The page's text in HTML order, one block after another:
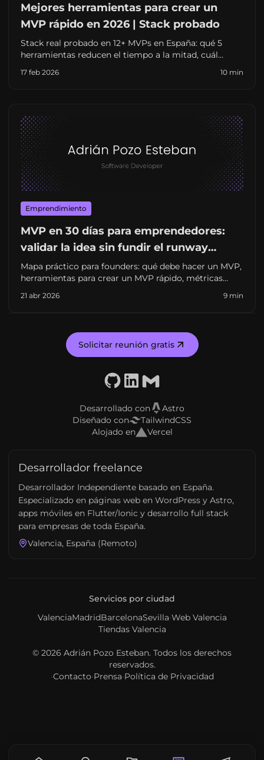
Mejores herramientas para crear un
MVP rápido en 2026 | Stack probado
Stack real probado en 12+ MVPs en España: qué 5
herramientas reducen el tiempo a la mitad, cuál
tecnología antes de que sea tarde. 2026.
17 feb 2026 10 min
Emprendimiento
MVP en 30 días para emprendedores:
validar la idea sin fundir el runway
(2026)
Mapa práctico para founders: qué debe hacer un MVP,
herramientas para crear un MVP rápido, métricas
Enfocado en emprendedores que buscan su primera
21 abr 2026 9 min
Solicitar reunión gratis
GitHubLinkedIn
Email
Desarrollado con
Astro
Diseñado con
TailwindCSS
Alojado en
Vercel
Desarrollador freelance
Desarrollador Independiente basado en España.
Especializado en páginas web en WordPress y Astro,
apps móviles en Flutter/Ionic y desarrollo full stack
para empresas de toda España.
Valencia, España (Remoto)
Servicios por ciudad
ValenciaMadridBarcelonaSevilla·Web Valencia
Tiendas Valencia
© 2026 Adrián Pozo Esteban. Todos los derechos
reservados.
·Contacto·Prensa·Política de Privacidad